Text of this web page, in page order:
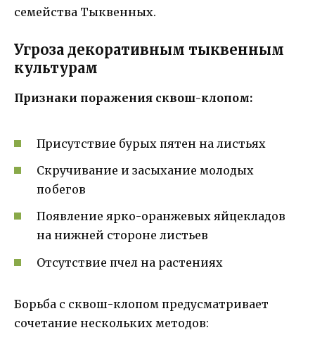
семейства Тыквенных.
Угроза декоративным тыквенным
культурам
Признаки поражения сквош-клопом:
Присутствие бурых пятен на листьях
Скручивание и засыхание молодых
побегов
Появление ярко-оранжевых яйцекладов
на нижней стороне листьев
Отсутствие пчел на растениях
Борьба с сквош-клопом предусматривает
сочетание нескольких методов: